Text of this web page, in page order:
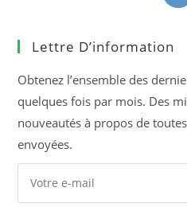
Lettre D’information
Obtenez l’ensemble des
quelques fois par mois. Des
nouveautés à propos de
envoyées.